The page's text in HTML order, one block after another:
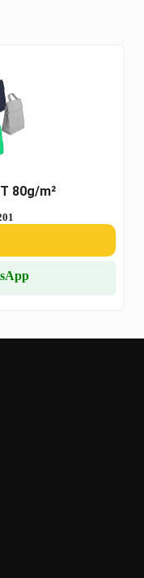
80g/m²